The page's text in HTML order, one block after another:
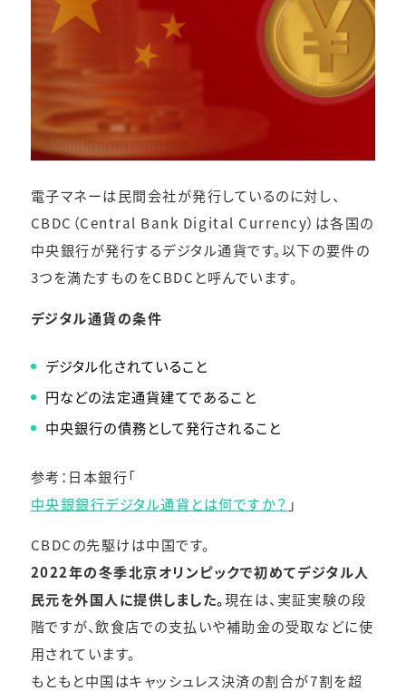
電子マネーは民間会社が発行しているのに対し、
CBDC（Central Bank Digital Currency）は各国の
中央銀行が発行するデジタル通貨です。以下の要件の
3つを満たすものをCBDCと呼んでいます。
デジタル通貨の条件
デジタル化されていること
円などの法定通貨建てであること
中央銀行の債務として発行されること
参考：日本銀行「
中央銀銀行デジタル通貨とは何ですか？ 」
CBDCの先駆けは中国です。
2022年の冬季北京オリンピックで初めてデジタル人
民元を外国人に提供しました。現在は、実証実験の段
階ですが、飲食店での支払いや補助金の受取などに使
用されています。
もともと中国はキャッシュレス決済の割合が7割を超